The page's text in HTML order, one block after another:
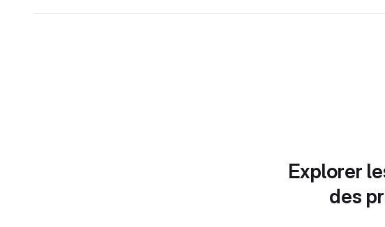
Explorer
des